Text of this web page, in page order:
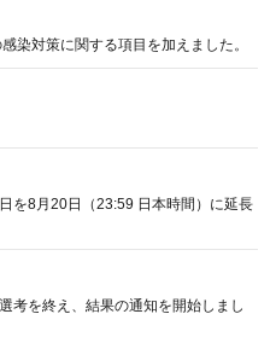
染対策に関する項目を加えました。
を8月20日（23:59 日本時間）に延長
考を終え、結果の通知を開始しまし